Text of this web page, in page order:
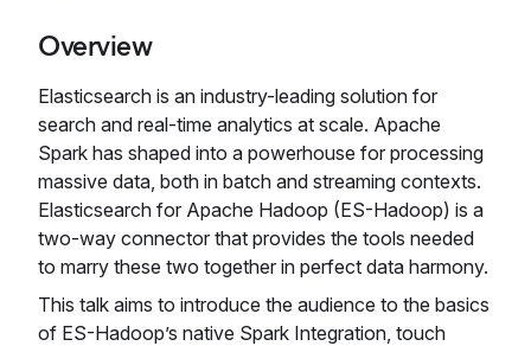
Overview
Elasticsearch is an industry-leading solution for
search and real-time analytics at scale. Apache
Spark has shaped into a powerhouse for processing
massive data, both in batch and streaming contexts.
Elasticsearch for Apache Hadoop (ES-Hadoop) is a
two-way connector that provides the tools needed
to marry these two together in perfect data harmony.
This talk aims to introduce the audience to the basics
of ES-Hadoop’s native Spark Integration, touch